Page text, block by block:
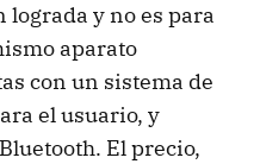
y no es para
aparato
con un sistema de
el usuario, y
El precio,